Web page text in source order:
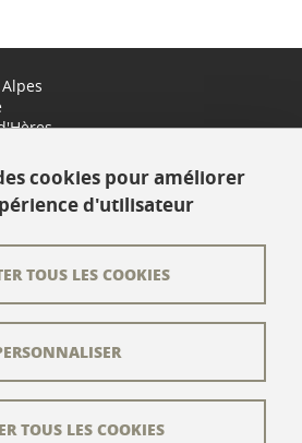
cookies pour améliorer
d'utilisateur
TOUS LES COOKIES
TOUS LES COOKIES